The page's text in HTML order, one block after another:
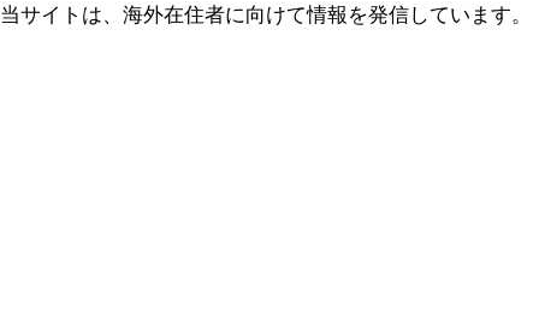
当サイトは、海外在住者に向けて情報を発信しています。